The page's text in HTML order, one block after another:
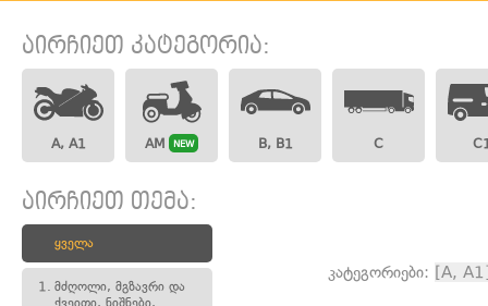
აირჩიეთ კატეგორია:
A, A1 AM NEW B, B1 C
აირჩიეთ თემა:
ყველა
1. მძღოლი, მგზავრი და
ქვეითი, ნიშნები,
კატეგორიები: [A,